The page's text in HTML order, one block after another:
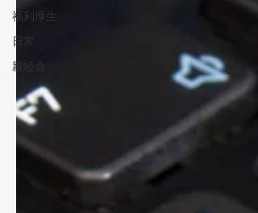
福利厚生
日常
親睦会